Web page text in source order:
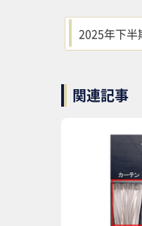
2025年下半
関連記事